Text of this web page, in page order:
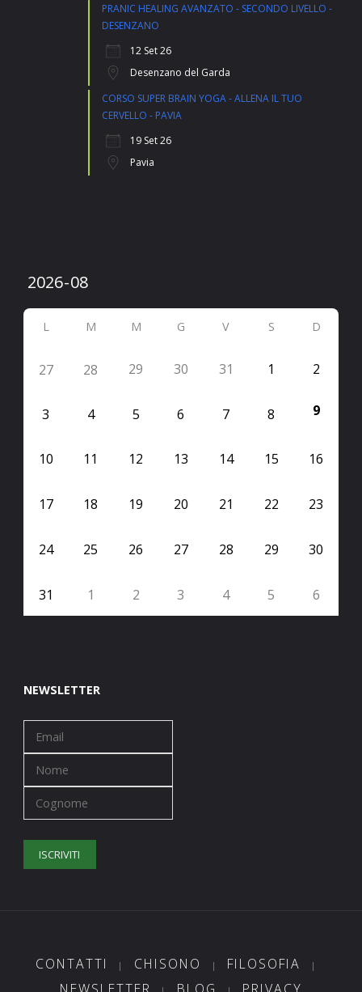
PRANIC HEALING AVANZATO - SECONDO LIVELLO -
DESENZANO
12 Set 26
Desenzano del Garda
CORSO SUPER BRAIN YOGA - ALLENA IL TUO
CERVELLO - PAVIA
19 Set 26
Pavia
L M M G V S D
27 28 29 30 31 1 2
3 4 5 6 7 8 9
10 11 12 13 14 15 16
17 18 19 20 21 22 23
24 25 26 27 28 29 30
31 1 2 3 4 5 6
NEWSLETTER
CONTATTI | CHISONO | FILOSOFIA |